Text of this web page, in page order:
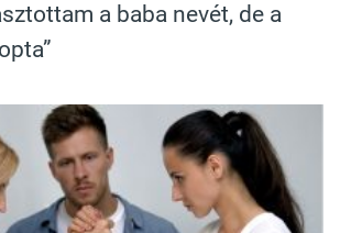
a baba nevét, de a